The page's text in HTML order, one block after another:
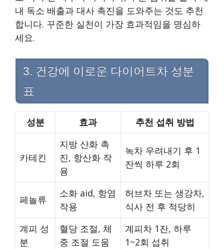
내 독소 배출과 대사 촉진을 도와주는 것도 추천
합니다. 꾸준한 실천이 가장 효과적임을 명심하
세요.
3. 건강에 이로운 다이어트차 성분
표
성분 효과 추천 섭취 방법
카테킨
지방 산화 촉
진, 항산화 작
용
녹차 우려내기 후 1
잔씩 하루 2회
페놀류
소화 aid, 항염
작용
허브차 또는 생강차,
식사 전 후 적당히
계피 성
분
혈당 조절, 체
중 조절 도움
계피차 1잔, 하루
1~2회 섭취